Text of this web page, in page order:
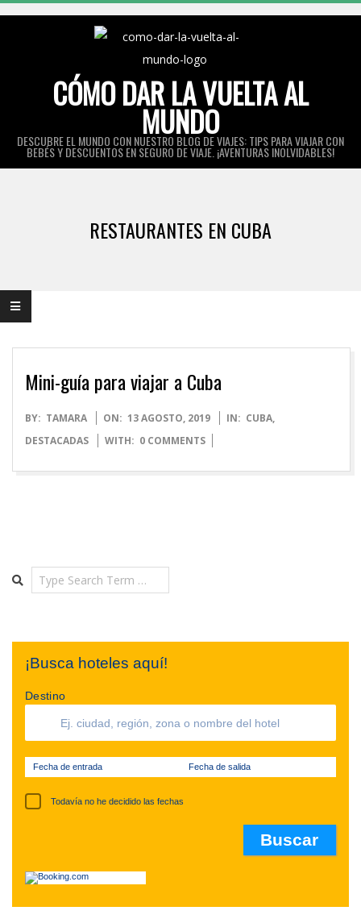
CÓMO DAR LA VUELTA AL
MUNDO
DESCUBRE EL MUNDO CON NUESTRO BLOG DE VIAJES: TIPS PARA VIAJAR CON
BEBÉS Y DESCUENTOS EN SEGURO DE VIAJE. ¡AVENTURAS INOLVIDABLES!
RESTAURANTES EN CUBA
Mini-guía para viajar a Cuba
2019-
08-
BY: TAMARA ON: 13 AGOSTO, 2019 IN: CUBA,
DESTACADAS
WITH: 0 COMMENTS
Search
¡Busca hoteles aquí!
Destino
Fecha de entrada Fecha de salida
Todavía no he decidido las fechas